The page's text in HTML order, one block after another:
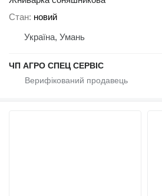
Стан новий
Україна, Умань
ЧП АГРО СПЕЦ СЕРВІС